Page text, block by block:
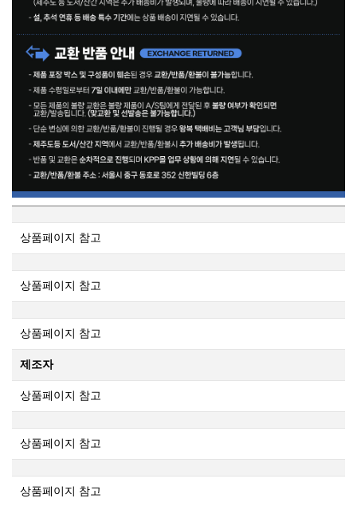
상품페이지 참고
상품페이지 참고
상품페이지 참고
제조자
상품페이지 참고
상품페이지 참고
상품페이지 참고